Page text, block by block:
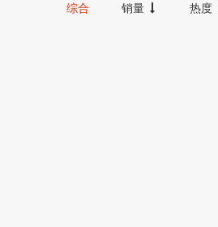
综合 销量 热度